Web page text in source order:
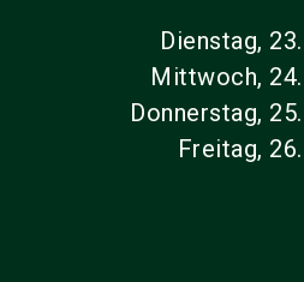
Dienstag,
Mittwoch,
Donnerstag,
Freitag,